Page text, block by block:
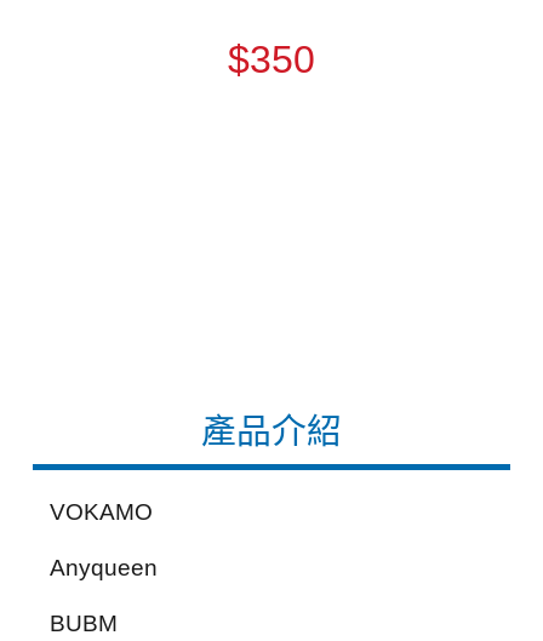
產品介紹
VOKAMO
Anyqueen
BUBM
$350